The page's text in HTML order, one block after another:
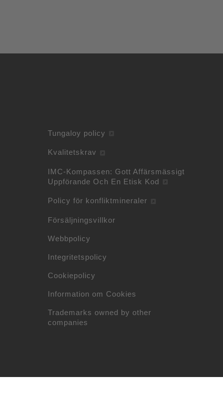
Tungaloy policy
Kvalitetskrav
IMC-Kompassen: Gott Affärsmässigt
Uppförande Och En Etisk Kod
Policy för konfliktmineraler
Försäljningsvillkor
Webbpolicy
Integritetspolicy
Cookiepolicy
Information om Cookies
Trademarks owned by other
companies